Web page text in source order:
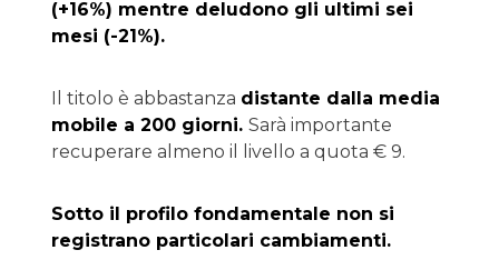
(+16%) mentre deludono gli ultimi sei
mesi (-21%).
Il titolo è abbastanza distante dalla media
mobile a 200 giorni. Sarà importante
recuperare almeno il livello a quota € 9.
Sotto il profilo fondamentale non si
registrano particolari cambiamenti.